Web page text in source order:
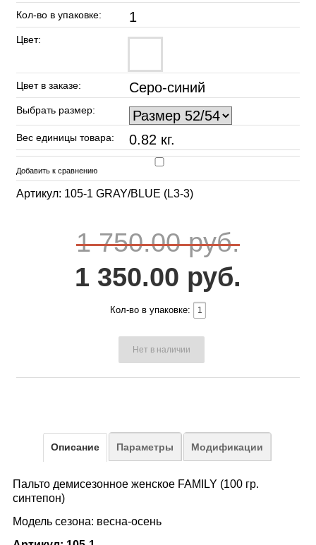
Кол-во в упаковке: 1
Цвет:
Цвет в заказе: Серо-синий
Выбрать размер:
Вес единицы товара: 0.82 кг.
Добавить к сравнению
Артикул: 105-1 GRAY/BLUE (L3-3)
1 750.00 руб.
1 350.00 руб.
Кол-во в упаковке:
Нет в наличии
Описание Параметры Модификации
Пальто демисезонное женское FAMILY (100 гр.
синтепон)
Модель сезона: весна-осень